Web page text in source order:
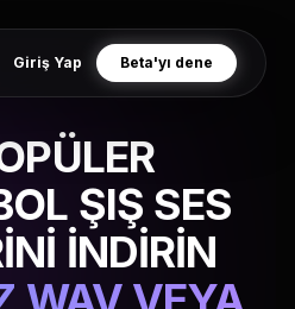
Giriş Yap Beta'yı dene
ŞIŞ SES
İNDİRİN